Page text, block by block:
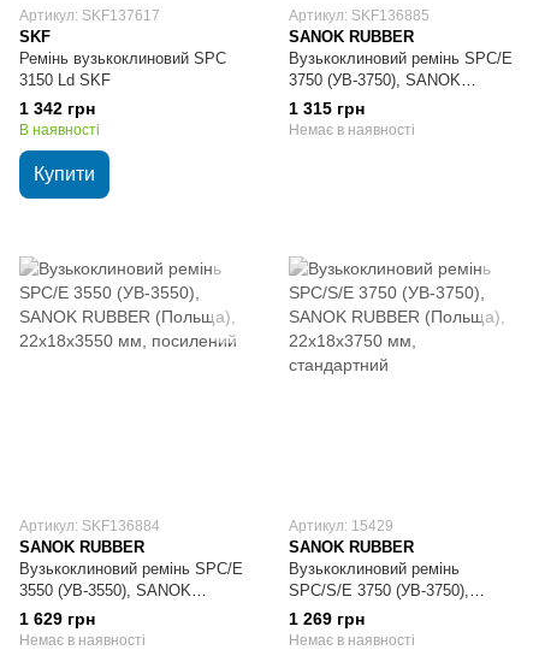
Артикул: SKF137617
SKF
Ремінь вузькоклиновий SPC
3150 Ld SKF
1 342 грн
В наявності
Купити
Артикул: SKF136885
SANOK RUBBER
Вузькоклиновий ремінь SPC/E
3750 (УВ-3750), SANOK
RUBBER (Польща),
22х18х3750 мм, посилений
1 315 грн
Немає в наявності
Артикул: SKF136884
SANOK RUBBER
Вузькоклиновий ремінь SPC/E
3550 (УВ-3550), SANOK
RUBBER (Польща),
22х18х3550 мм, посилений
1 629 грн
Немає в наявності
Артикул: 15429
SANOK RUBBER
Вузькоклиновий ремінь
SPC/S/E 3750 (УВ-3750),
SANOK RUBBER (Польща),
22х18х3750 мм, стандартний
1 269 грн
Немає в наявності